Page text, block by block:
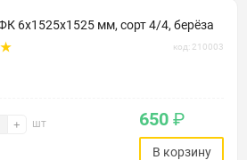
6х1525х1525 мм, сорт 4/4, берёза
код: 210003
+ шт 650 ₽
В корзину